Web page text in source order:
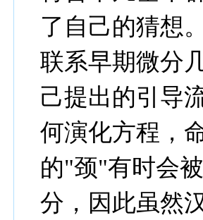
了自己的猜想
联系早期微分
己提出的引导
何演化方程，
的"颈"有时会
分，因此虽然